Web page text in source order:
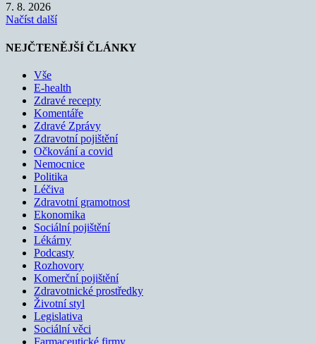
7. 8. 2026
Načíst další
NEJČTENĚJŠÍ ČLÁNKY
Vše
E-health
Zdravé recepty
Komentáře
Zdravé Zprávy
Zdravotní pojištění
Očkování a covid
Nemocnice
Politika
Léčiva
Zdravotní gramotnost
Ekonomika
Sociální pojištění
Lékárny
Podcasty
Rozhovory
Komerční pojištění
Zdravotnické prostředky
Životní styl
Legislativa
Sociální věci
Farmaceutické firmy